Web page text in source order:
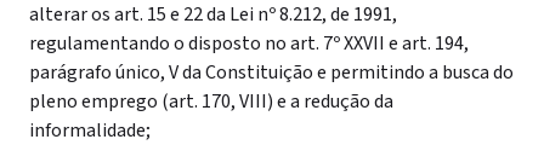
alterar os art. 15 e 22 da Lei nº 8.212, de 1991,
regulamentando o disposto no art. 7º XXVII e art. 194,
parágrafo único, V da Constituição e permitindo a busca do
pleno emprego (art. 170, VIII) e a redução da
informalidade;